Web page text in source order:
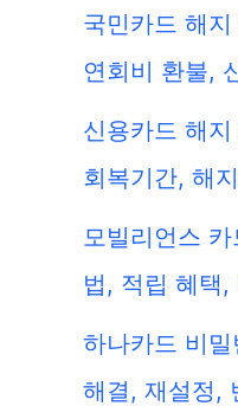
국민카드 해
연회비 환불,
신용카드 해
회복기간, 해
모빌리언스
법, 적립 혜택,
하나카드 비
해결, 재설정,